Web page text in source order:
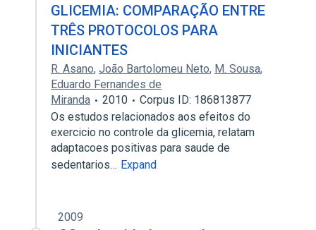
GLICEMIA: COMPARAÇÃO ENTRE
TRÊS PROTOCOLOS PARA
INICIANTES
R. Asano, João Bartolomeu Neto, M. Sousa,
Eduardo Fernandes de
Miranda
2010
Corpus ID: 186813877
Os estudos relacionados aos efeitos do
exercicio no controle da glicemia, relatam
adaptacoes positivas para saude de
sedentarios… Expand
2009